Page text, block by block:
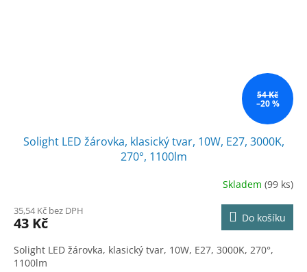
54 Kč
–20 %
Solight LED žárovka, klasický tvar, 10W, E27, 3000K,
270°, 1100lm
Skladem (99 ks)
35,54 Kč bez DPH
43 Kč Do košíku
Solight LED žárovka, klasický tvar, 10W, E27, 3000K, 270°,
1100lm